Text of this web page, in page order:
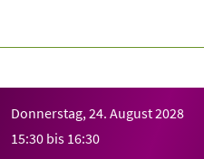
Donnerstag, 24. August 2028
15:30 bis 16:30